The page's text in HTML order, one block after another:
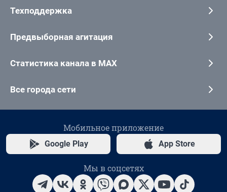
Техподдержка
Предвыборная агитация
Статистика канала в MAX
Все города сети
Мобильное приложение
Google Play App Store
Мы в соцсетях